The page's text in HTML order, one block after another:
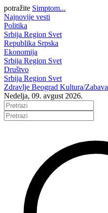
potražite Simptom...
Najnovije vesti
Politika
Srbija Region Svet
Republika Srpska
Ekonomija
Srbija Region Svet
Društvo
Srbija Region Svet
Zdravlje Beograd Kultura/Zabava
Nedelja, 09. avgust 2026.